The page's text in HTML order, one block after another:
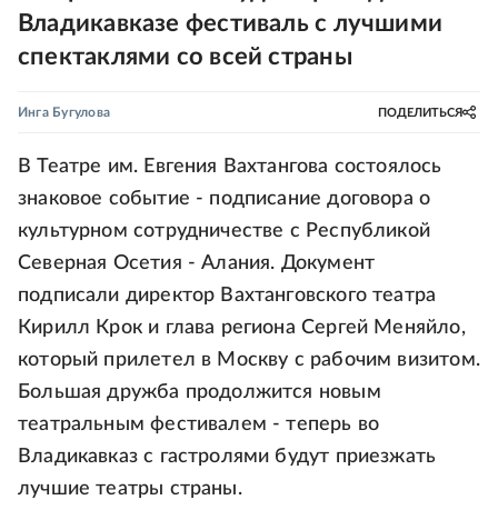
Владикавказе фестиваль с лучшими
спектаклями со всей страны
Инга Бугулова ПОДЕЛИТЬСЯ
В Театре им. Евгения Вахтангова состоялось
знаковое событие - подписание договора о
культурном сотрудничестве с Республикой
Северная Осетия - Алания. Документ
подписали директор Вахтанговского театра
Кирилл Крок и глава региона Сергей Меняйло,
который прилетел в Москву с рабочим визитом.
Большая дружба продолжится новым
театральным фестивалем - теперь во
Владикавказ с гастролями будут приезжать
лучшие театры страны.